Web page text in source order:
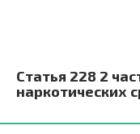
Статья 228 2
наркотических